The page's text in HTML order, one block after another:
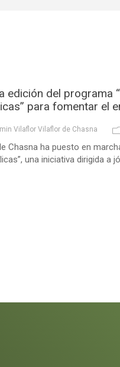
edición del programa
para fomentar el
Vilaflor Vilaflor de Chasna
Chasna ha puesto en
una iniciativa dirigida a